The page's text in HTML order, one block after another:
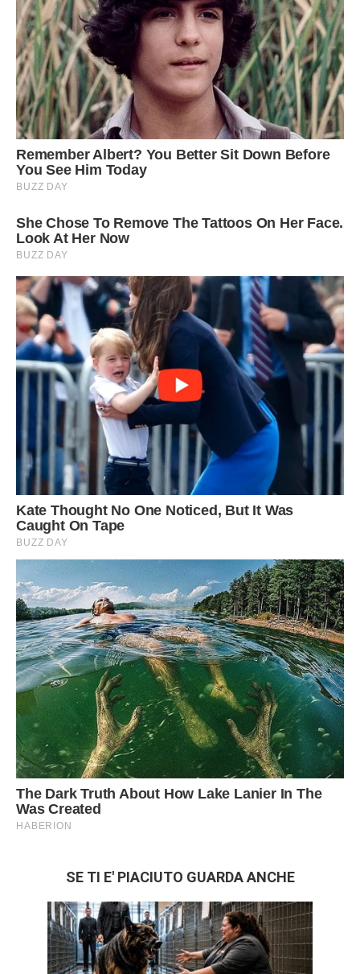
SE TI E' PIACIUTO GUARDA ANCHE